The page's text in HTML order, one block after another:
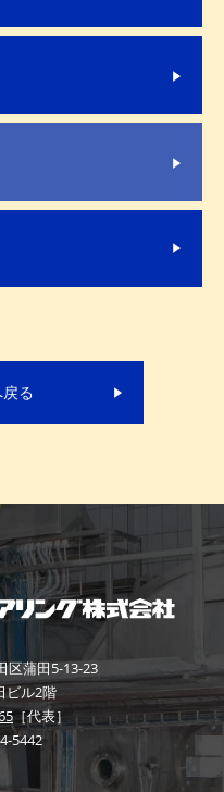
る
区蒲田5-13-23
ビル2階
［代表］
5442